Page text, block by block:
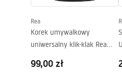
Otwór przelewowy
Atest higieniczny
ATEST Ceramika - Misy
Umywalki.pdf
Rea
Korek umywalkowy
uniwersalny klik-klak Rea
99,00 zł